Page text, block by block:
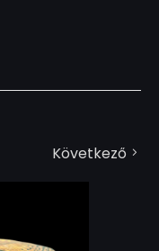
Következő